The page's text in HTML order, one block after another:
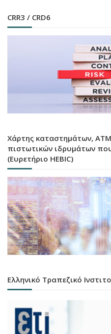
CRR3 / CRD6
Χάρτης καταστημάτων,
πιστωτικών ιδρυμάτων
(Ευρετήριο HEBIC)
Ελληνικό Τραπεζικό